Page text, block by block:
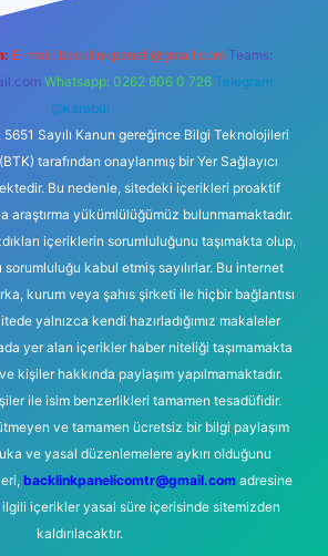
E-mail: backlinkpaneli@gmail.com Teams:
Whatsapp: 0262 606 0 726 Telegram:
@karabul
5651 Sayılı Kanun gereğince Bilgi Teknolojileri
tarafından onaylanmış bir Yer Sağlayıcı
Bu nedenle, sitedeki içerikleri proaktif
araştırma yükümlülüğümüz bulunmamaktadır.
içeriklerin sorumluluğunu taşımakta olup,
kabul etmiş sayılırlar. Bu internet
kurum veya şahıs şirketi ile hiçbir bağlantısı
yalnızca kendi hazırladığımız makaleler
yer alan içerikler haber niteliği taşımamakta
kişiler hakkında paylaşım yapılmamaktadır.
ile isim benzerlikleri tamamen tesadüfidir.
ve tamamen ücretsiz bir bilgi paylaşım
ve yasal düzenlemelere aykırı olduğunu
backlinkpanelicomtr@gmail.comadresine
içerikler yasal süre içerisinde sitemizden
kaldırılacaktır.